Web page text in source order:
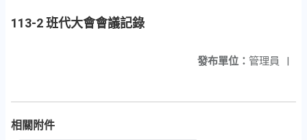
113-2 班代大會會議記錄
發布單位： 管理員 |
相關附件